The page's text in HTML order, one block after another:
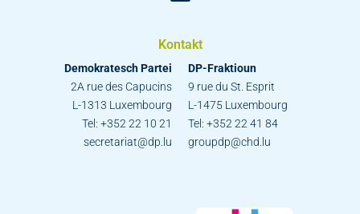
Kontakt
Demokratesch Partei
2A rue des Capucins
L-1313 Luxembourg
Tel: +352 22 10 21
secretariat@dp.lu
DP-Fraktioun
9 rue du St. Esprit
L-1475 Luxembourg
Tel: +352 22 41 84
groupdp@chd.lu